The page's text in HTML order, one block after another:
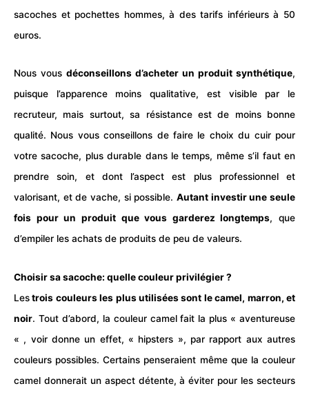
sacoches et pochettes hommes, à des tarifs inférieurs à 50
euros.
Nous vous déconseillons d’acheter un produit synthétique,
puisque l’apparence moins qualitative, est visible par le
recruteur, mais surtout, sa résistance est de moins bonne
qualité. Nous vous conseillons de faire le choix du cuir pour
votre sacoche, plus durable dans le temps, même s’il faut en
prendre soin, et dont l’aspect est plus professionnel et
valorisant, et de vache, si possible. Autant investir une seule
fois pour un produit que vous garderez longtemps, que
d’empiler les achats de produits de peu de valeurs.
Choisir sa sacoche: quelle couleur privilégier ?
Lestrois couleurs les plus utilisées sont le camel, marron, et
noir. Tout d’abord, la couleur camel fait la plus « aventureuse
« , voir donne un effet, « hipsters », par rapport aux autres
couleurs possibles. Certains penseraient même que la couleur
camel donnerait un aspect détente, à éviter pour les secteurs